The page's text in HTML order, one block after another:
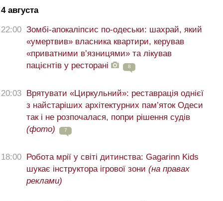
4 августа
22:00 Зомбі-апокаліпсис по-одеськи: шахрай, який
«умертвив» власника квартири, керував
«приватними в’язницями» та лікував
пацієнтів у ресторані
8
20:03 Врятувати «Циркульний»: реставрація однієї
з найстаріших архітектурних пам’яток Одеси
так і не розпочалася, попри рішення судів
(фото)
7
18:00 Робота мрії у світі дитинства: Gagarinn Kids
шукає інструктора ігрової зони (на правах
реклами)